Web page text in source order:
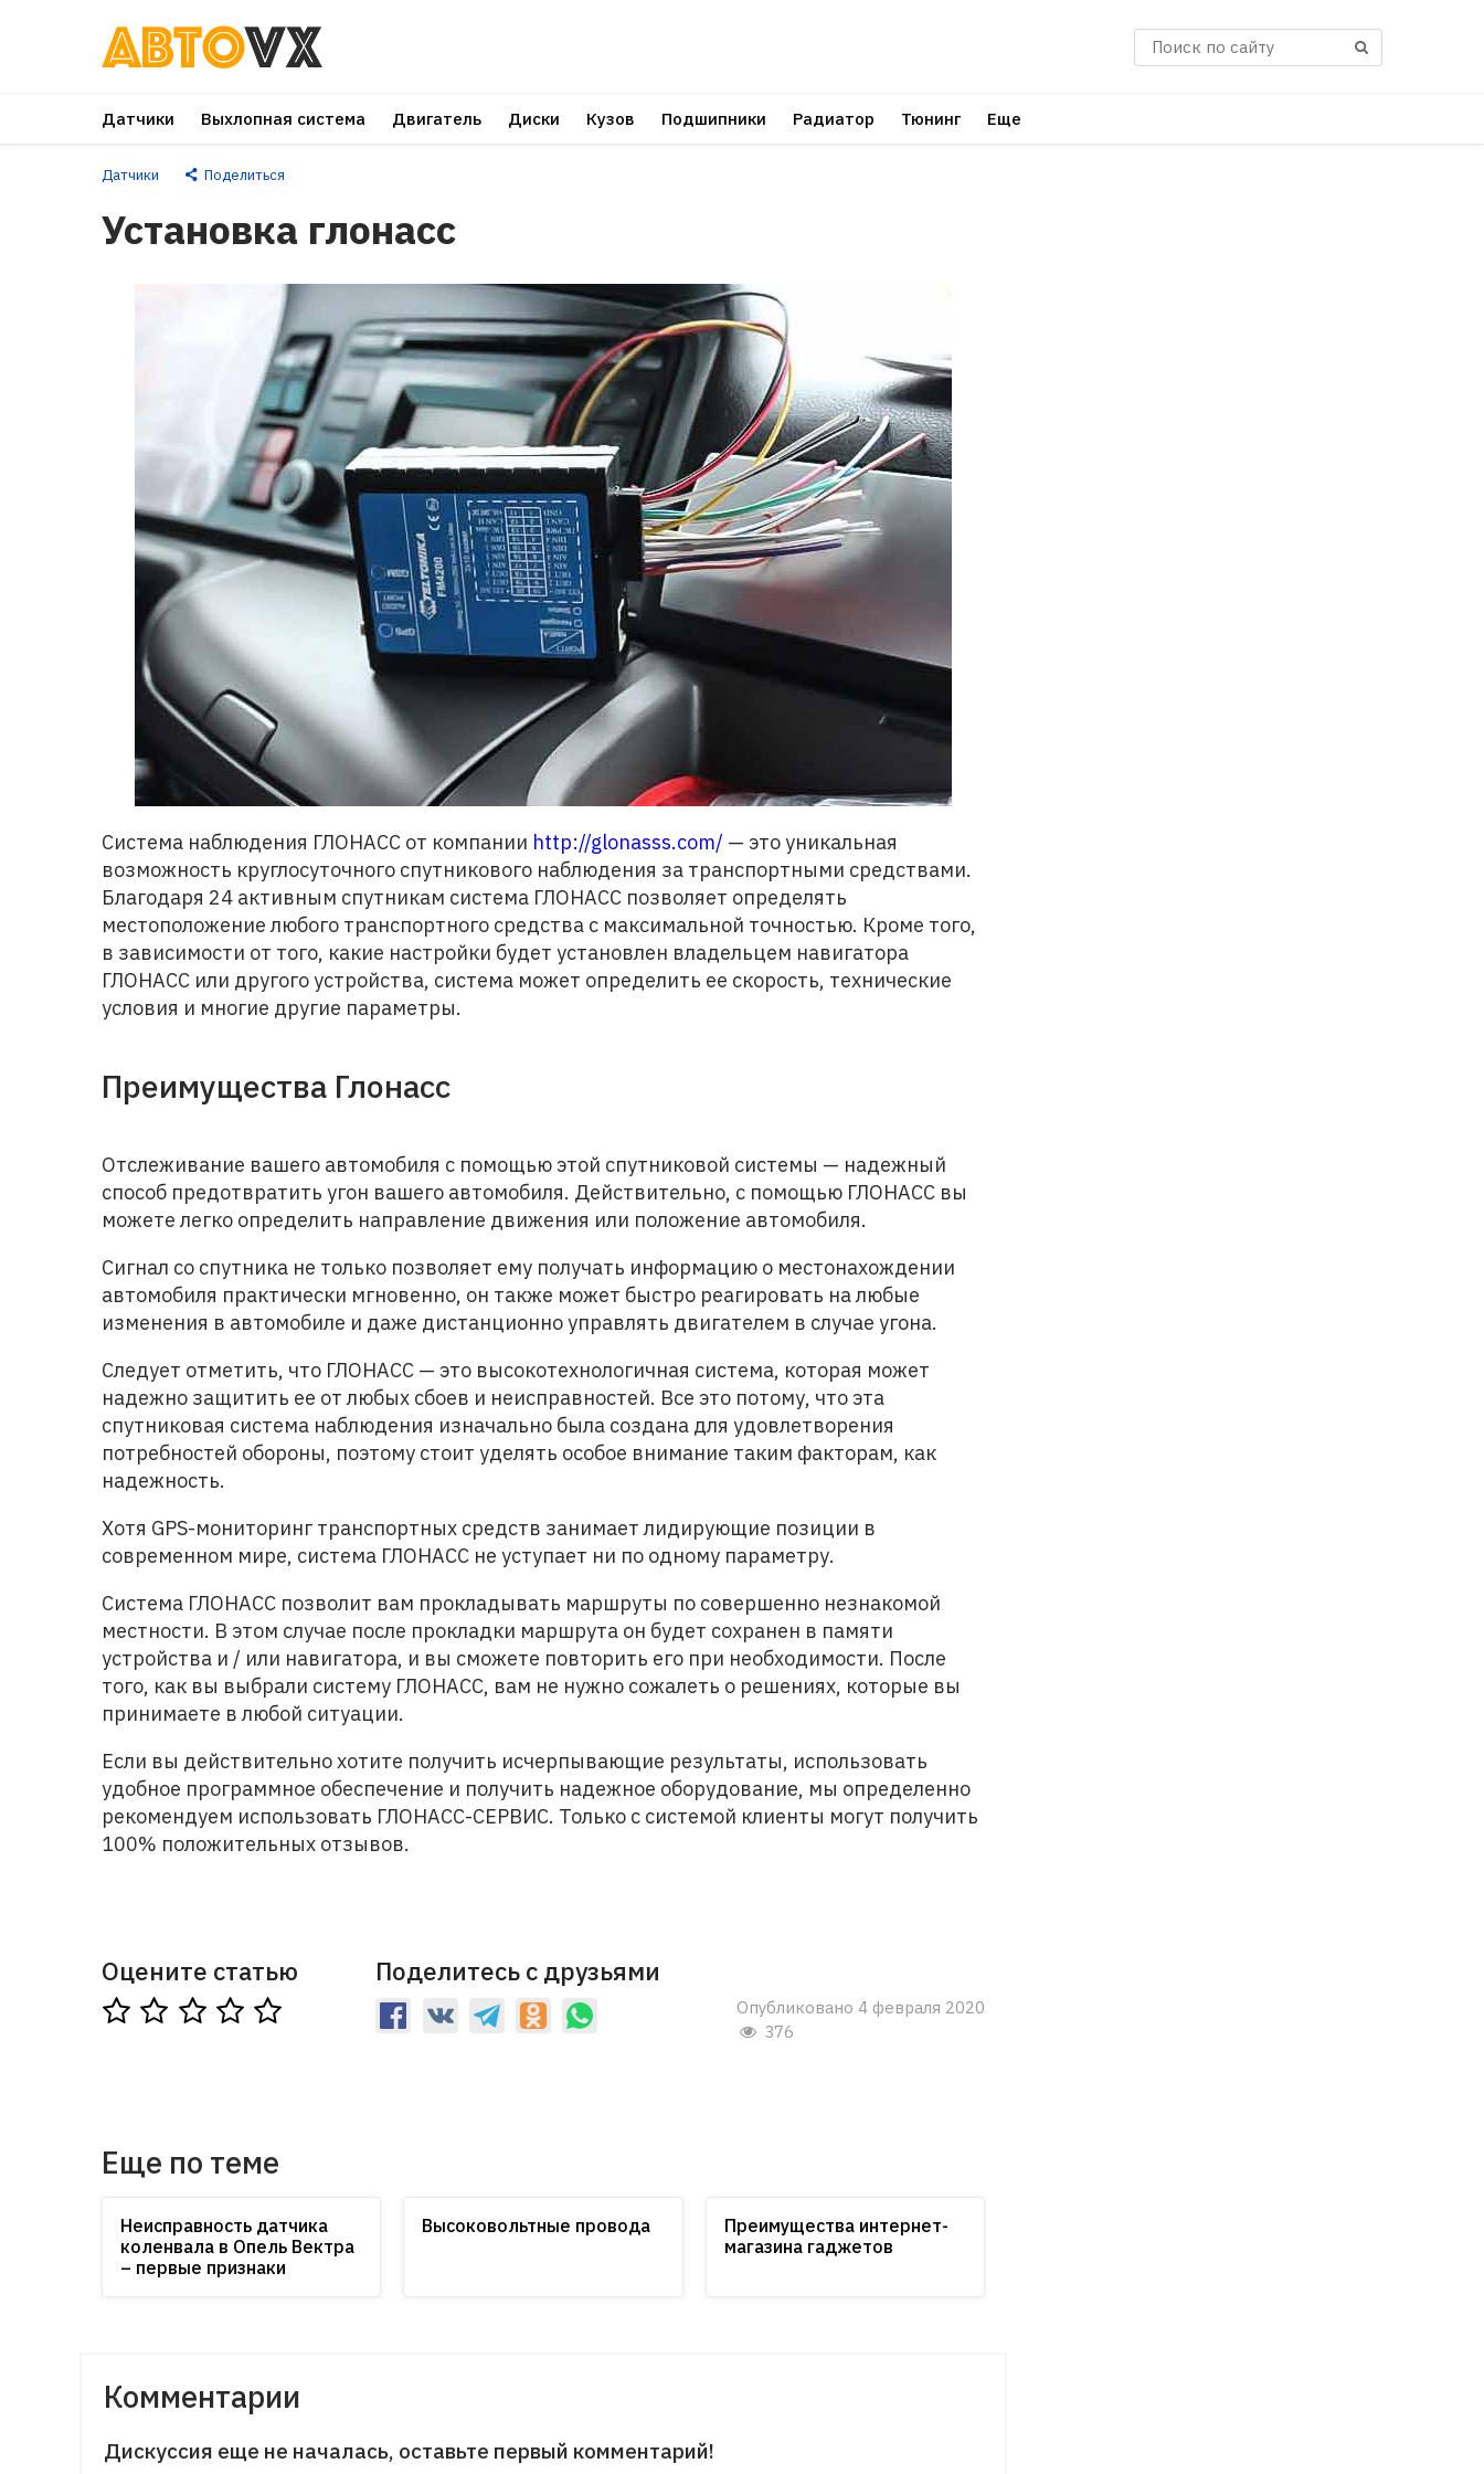
Перейти
основному
контенту
Поиск
Датчики Выхлопная система Двигатель Диски Кузов Подшипники Радиатор Тюнинг Еще
Датчики Поделиться
Установка глонасс
Система наблюдения ГЛОНАСС от компании http://glonasss.com/ — это уникальная
возможность круглосуточного спутникового наблюдения за транспортными средствами.
Благодаря 24 активным спутникам система ГЛОНАСС позволяет определять
местоположение любого транспортного средства с максимальной точностью. Кроме того,
в зависимости от того, какие настройки будет установлен владельцем навигатора
ГЛОНАСС или другого устройства, система может определить ее скорость, технические
условия и многие другие параметры.
Преимущества Глонасс
Отслеживание вашего автомобиля с помощью этой спутниковой системы — надежный
способ предотвратить угон вашего автомобиля. Действительно, с помощью ГЛОНАСС вы
можете легко определить направление движения или положение автомобиля.
Сигнал со спутника не только позволяет ему получать информацию о местонахождении
автомобиля практически мгновенно, он также может быстро реагировать на любые
изменения в автомобиле и даже дистанционно управлять двигателем в случае угона.
Следует отметить, что ГЛОНАСС — это высокотехнологичная система, которая может
надежно защитить ее от любых сбоев и неисправностей. Все это потому, что эта
спутниковая система наблюдения изначально была создана для удовлетворения
потребностей обороны, поэтому стоит уделять особое внимание таким факторам, как
надежность.
Хотя GPS-мониторинг транспортных средств занимает лидирующие позиции в
современном мире, система ГЛОНАСС не уступает ни по одному параметру.
Система ГЛОНАСС позволит вам прокладывать маршруты по совершенно незнакомой
местности. В этом случае после прокладки маршрута он будет сохранен в памяти
устройства и / или навигатора, и вы сможете повторить его при необходимости. После
того, как вы выбрали систему ГЛОНАСС, вам не нужно сожалеть о решениях, которые вы
принимаете в любой ситуации.
Если вы действительно хотите получить исчерпывающие результаты, использовать
удобное программное обеспечение и получить надежное оборудование, мы определенно
рекомендуем использовать ГЛОНАСС-СЕРВИС. Только с системой клиенты могут получить
100% положительных отзывов.
Оцените статью Поделитесь с друзьями
Опубликовано 4 февраля 2020
376
Еще по теме
Неисправность датчика
коленвала в Опель Вектра
– первые признаки
Высоковольтные провода
Преимущества интернет-
магазина гаджетов
Комментарии
Дискуссия еще не началась, оставьте первый комментарий!